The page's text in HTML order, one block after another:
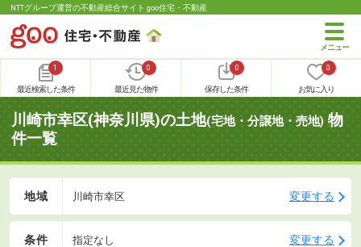
NTTグループ運営の不動産総合サイト goo住宅・不動産
1
最近検索した条件
0
最近見た物件
0
保存した条件
0
お気に入り
川崎市幸区(神奈川県)の土地(宅地・分譲地・売地) 物
件一覧
地域 川崎市幸区 変更する
条件 指定なし 変更する